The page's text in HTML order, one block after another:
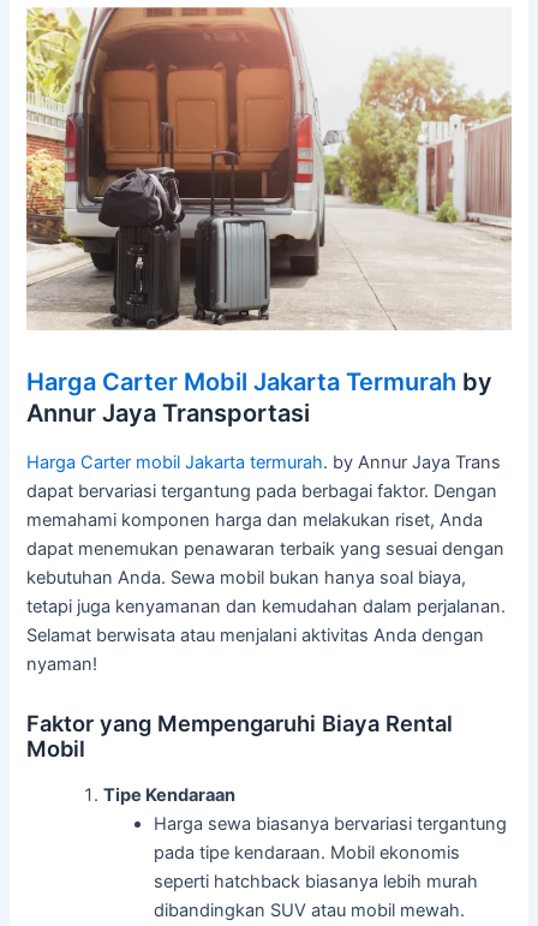
Harga Carter Mobil Jakarta Termurah by
Annur Jaya Transportasi
Harga Carter mobil Jakarta termurah. by Annur Jaya Trans
dapat bervariasi tergantung pada berbagai faktor. Dengan
memahami komponen harga dan melakukan riset, Anda
dapat menemukan penawaran terbaik yang sesuai dengan
kebutuhan Anda. Sewa mobil bukan hanya soal biaya,
tetapi juga kenyamanan dan kemudahan dalam perjalanan.
Selamat berwisata atau menjalani aktivitas Anda dengan
nyaman!
Faktor yang Mempengaruhi Biaya Rental
Mobil
Tipe Kendaraan
Harga sewa biasanya bervariasi tergantung
pada tipe kendaraan. Mobil ekonomis
seperti hatchback biasanya lebih murah
dibandingkan SUV atau mobil mewah.